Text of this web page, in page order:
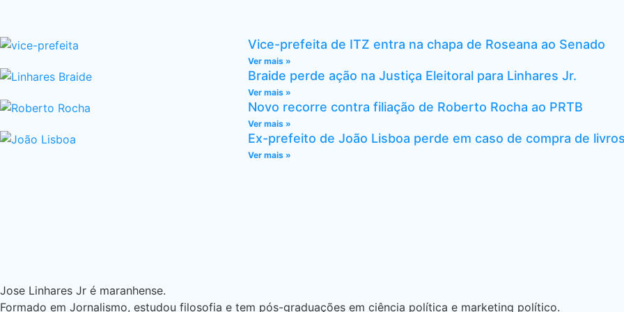
Vice-prefeita de ITZ entra na chapa de Roseana ao Senado
Ver mais »
Braide perde ação na Justiça Eleitoral para Linhares Jr.
Ver mais »
Novo recorre contra filiação de Roberto Rocha ao PRTB
Ver mais »
Ex-prefeito de João Lisboa perde em caso de compra de
Ver mais »
Jose Linhares Jr é maranhense.
Formado em Jornalismo, estudou filosofia e tem pós-graduações em ciência política e marketing político.